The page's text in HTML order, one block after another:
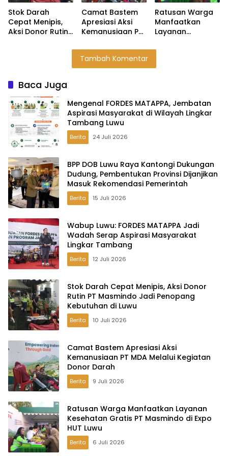
Pemerintah
Stok Darah
Cepat Menipis,
Aksi Donor Rutin
Camat Bastem
Apresiasi Aksi
Kemanusiaan PT
Kegiatan Donor
Darah
Ratusan Warga
Manfaatkan
Layanan
PT Masmindo di
Tambah Komentar
Baca Juga
Mengenal FORDES MATAPPA, Jembatan
Aspirasi Masyarakat di Wilayah Lingkar
Tambang Luwu
Berita 24 Juli 2026
BPP DOB Luwu Raya Kantongi Dukungan
Dudung, Pembentukan Provinsi Dijanjikan
Masuk Rekomendasi Pemerintah
Berita 15 Juli 2026
Wabup Luwu: FORDES MATAPPA Jadi
Wadah Serap Aspirasi Masyarakat
Lingkar Tambang
Berita 12 Juli 2026
Stok Darah Cepat Menipis, Aksi Donor
Rutin PT Masmindo Jadi Penopang
Kebutuhan di Luwu
Berita 10 Juli 2026
Camat Bastem Apresiasi Aksi
Kemanusiaan PT MDA Melalui Kegiatan
Donor Darah
Berita 9 Juli 2026
Ratusan Warga Manfaatkan Layanan
Kesehatan Gratis PT Masmindo di Expo
HUT Luwu
Berita 6 Juli 2026